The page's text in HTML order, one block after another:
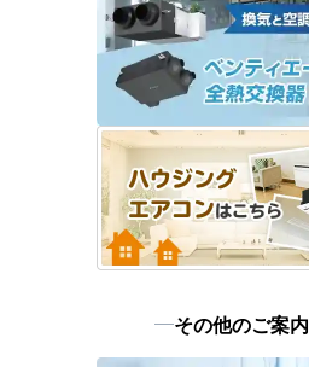
その他のご案内